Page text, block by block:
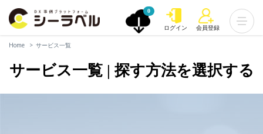
0
ログイン 会員登録
Home サービス一覧
サービス一覧 | 探す方法を選択する